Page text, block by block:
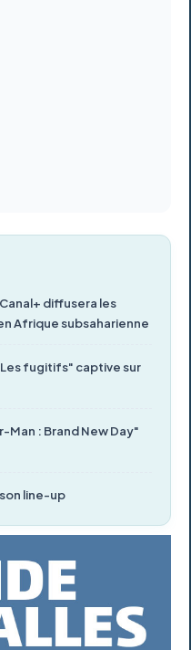
diffusera les
Afrique subsaharienne
fugitifs" captive sur
Man : Brand New Day"
line-up